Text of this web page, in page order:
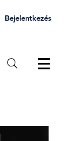
Bejelentkezés